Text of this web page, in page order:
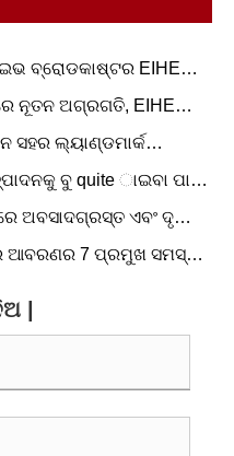
ବ୍ରୋଡକାଷ୍ଟର EIHE
|
ନୂତନ ଅଗ୍ରଗତି, EIHE
- ପ th ରାଣିକ-ଥିମ୍
ସହର ଲ୍ୟାଣ୍ଡମାର୍କ
ବୁ quite ାଇବା ପାଇଁ
|
ଅବସାଦଗ୍ରସ୍ତ ଏବଂ ଦୃ
7 ପ୍ରମୁଖ ସମସ୍ୟା
|